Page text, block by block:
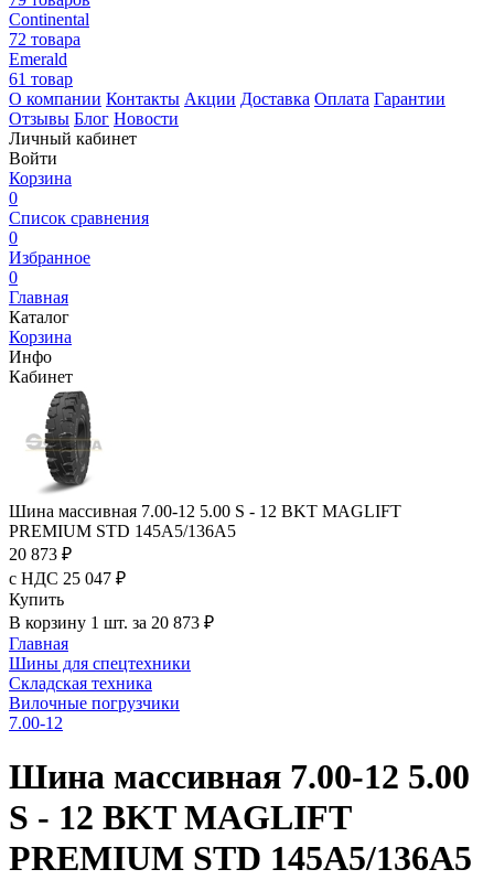
Continental
72 товара
Emerald
61 товар
О компании Контакты Акции Доставка Оплата Гарантии
Отзывы Блог Новости
Личный кабинет
Войти
Корзина
0
Список сравнения
0
Избранное
0
Главная
Каталог
Корзина
Инфо
Кабинет
Шина массивная 7.00-12 5.00 S - 12 BKT MAGLIFT
PREMIUM STD 145A5/136A5
20 873 ₽
с НДС 25 047 ₽
Купить
В корзину 1 шт. за 20 873 ₽
Главная
Шины для спецтехники
Складская техника
Вилочные погрузчики
7.00-12
Шина массивная 7.00-12 5.00
S - 12 BKT MAGLIFT
PREMIUM STD 145A5/136A5